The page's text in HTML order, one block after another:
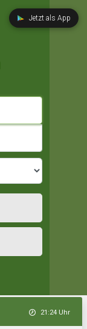
Jetzt als App
21:24 Uhr